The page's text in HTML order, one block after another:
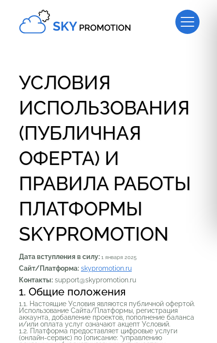
УСЛОВИЯ
ИСПОЛЬЗОВАНИЯ
(ПУБЛИЧНАЯ
ОФЕРТА) И
ПРАВИЛА РАБОТЫ
ПЛАТФОРМЫ
SKYPROMOTION
Дата вступления в силу: 1 января 2025
Сайт/Платформа: skypromotion.ru
Контакты: support@skypromotion.ru
1. Общие положения
1.1. Настоящие Условия являются публичной офертой.
Использование Сайта/Платформы, регистрация
аккаунта, добавление проектов, пополнение баланса
и/или оплата услуг означают акцепт Условий.
1.2. Платформа предоставляет цифровые услуги
(онлайн-сервис) по [описание: “управлению